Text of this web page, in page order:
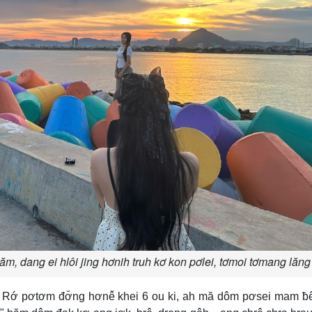
dang ei hlôi jing hơnih truh kơ kon pơlei, tơmoi tơmang lăng
pơtơm đơ̆ng hơnê̆ khei 6 ou ki, ah mă dôm pơsei mam